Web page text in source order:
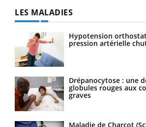
LES MALADIES
Hypotension
pression artérielle
Drépanocytose : une
globules rouges aux
graves
Maladie de Charcot